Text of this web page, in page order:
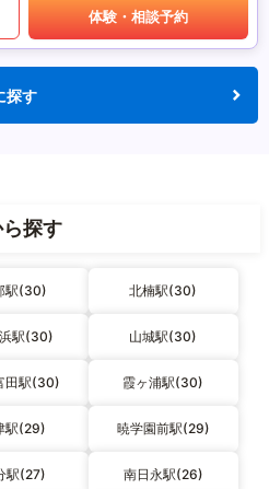
体験・相談予約
探す
探す
駅(30) 北楠駅(30)
駅(30) 山城駅(30)
田駅(30) 霞ヶ浦駅(30)
駅(29) 暁学園前駅(29)
駅(27) 南日永駅(26)